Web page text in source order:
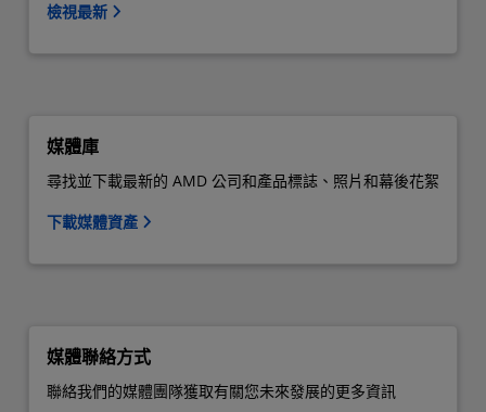
檢視最新
媒體庫
尋找並下載最新的 AMD 公司和產品標誌、照片和幕後花絮
下載媒體資產
媒體聯絡方式
聯絡我們的媒體團隊獲取有關您未來發展的更多資訊